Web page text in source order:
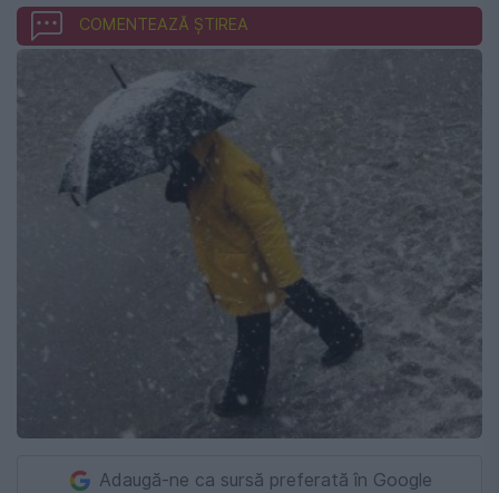
COMENTEAZĂ ȘTIREA
Adaugă-ne ca sursă preferată în Google